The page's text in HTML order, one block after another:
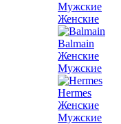
Мужские
Женские
Balmain
Женские
Мужские
Hermes
Женские
Мужские